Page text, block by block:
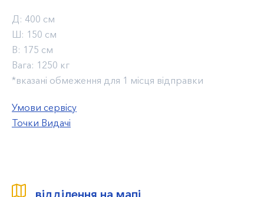
Д: 400 см
Ш: 150 см
В: 175 см
Вага: 1250 кг
*вказані обмеження для 1 місця відправки
Умови сервісу
Точки Видачі
відділення на мапі